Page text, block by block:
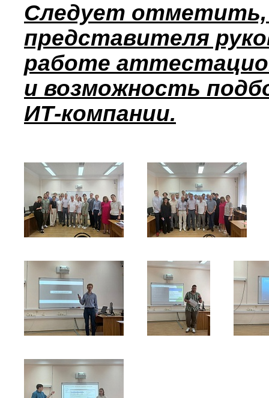
Следует отметить,
представителя
работе
и возможность
ИТ-компании.